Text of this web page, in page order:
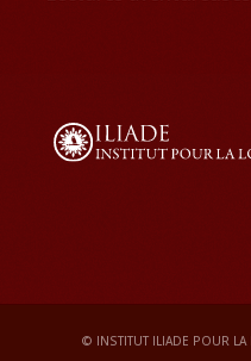
© INSTITUT ILIADE POUR